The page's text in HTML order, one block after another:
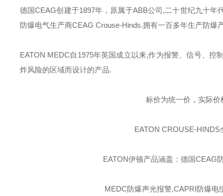
德国CEAG创建于1897年，原属于ABB公司,二十世纪九十年
防爆电气生产商CEAG Crouse-Hinds.拥有一百多年生产防爆
EATON MEDC自 1975年英国成立以来,作为报警、信号、控
炸风险的区域而设计的产品.
标价为统一价，实际
EATON CROUSE-HINDS
EATON伊顿产品涵盖：德国CEAG
MEDC防爆声光报警,CAPRI防爆